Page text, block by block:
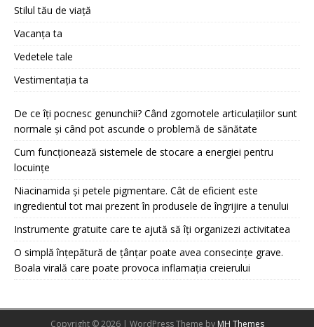
Stilul tău de viață
Vacanța ta
Vedetele tale
Vestimentația ta
De ce îți pocnesc genunchii? Când zgomotele articulațiilor sunt
normale și când pot ascunde o problemă de sănătate
Cum funcționează sistemele de stocare a energiei pentru
locuințe
Niacinamida și petele pigmentare. Cât de eficient este
ingredientul tot mai prezent în produsele de îngrijire a tenului
Instrumente gratuite care te ajută să îți organizezi activitatea
O simplă înțepătură de țânțar poate avea consecințe grave.
Boala virală care poate provoca inflamația creierului
Copyright © 2026 | WordPress Theme by MH Themes